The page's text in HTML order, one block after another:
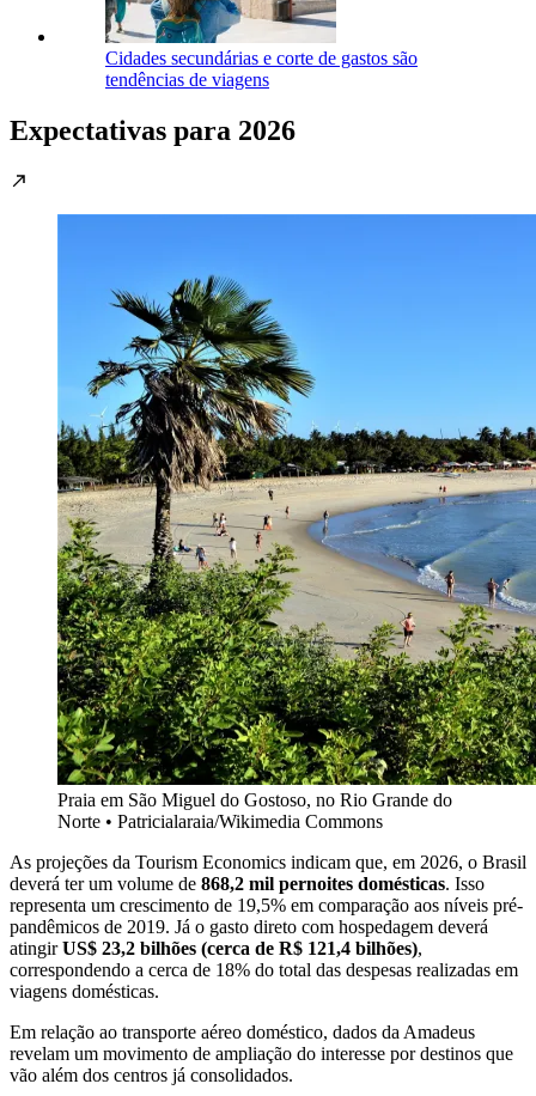
Cidades secundárias e corte de gastos são
tendências de viagens
Expectativas para 2026
Praia em São Miguel do Gostoso, no Rio Grande do
Norte • Patricialaraia/Wikimedia Commons
As projeções da Tourism Economics indicam que, em 2026, o Brasil
deverá ter um volume de 868,2 mil pernoites domésticas. Isso
representa um crescimento de 19,5% em comparação aos níveis pré-
pandêmicos de 2019. Já o gasto direto com hospedagem deverá
atingirUS$ 23,2 bilhões (cerca de R$ 121,4 bilhões),
correspondendo a cerca de 18% do total das despesas realizadas em
viagens domésticas.
Em relação ao transporte aéreo doméstico, dados da Amadeus
revelam um movimento de ampliação do interesse por destinos que
vão além dos centros já consolidados.